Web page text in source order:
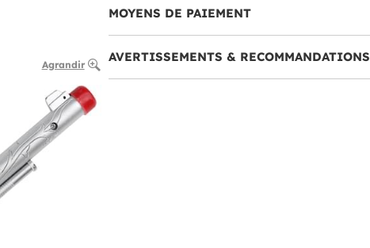
Agrandir
MOYENS DE PAIEMENT
AVERTISSEMENTS & RECOMMANDATIONS